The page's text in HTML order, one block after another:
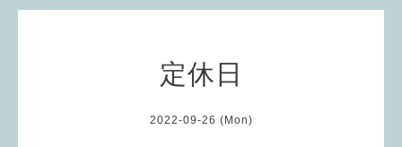
定休日
2022-09-26 (Mon)